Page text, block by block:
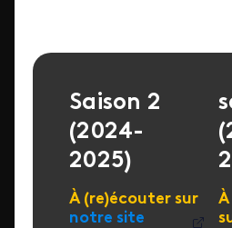
Saison 2
(2024-
2025)
À (re)écouter sur
notre site